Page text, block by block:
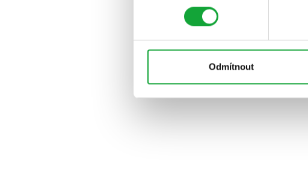
Odmítnout